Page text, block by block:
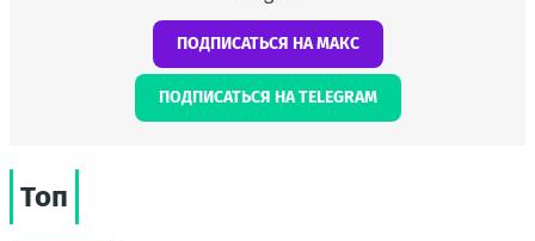
ПОДПИСАТЬСЯ НА МАКС
ПОДПИСАТЬСЯ НА TELEGRAM
Топ